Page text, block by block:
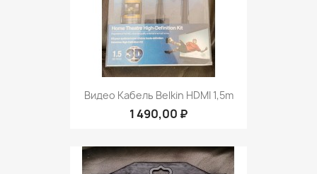
Видео Кабель Belkin HDMI 1,5m
1 490,00 ₽